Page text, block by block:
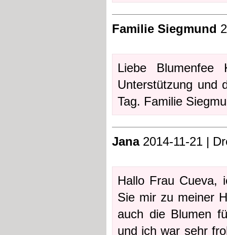
Familie Siegmund
Liebe
Unterstützung und
Tag. Familie
Jana2014-11-21 |
Hallo Frau Cueva,
Sie mir zu meiner
auch die Blumen
und ich war sehr